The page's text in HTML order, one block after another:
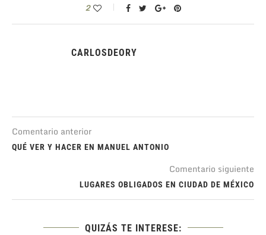
2
CARLOSDEORY
Comentario anterior
QUÉ VER Y HACER EN MANUEL ANTONIO
Comentario siguiente
LUGARES OBLIGADOS EN CIUDAD DE MÉXICO
QUIZÁS TE INTERESE: